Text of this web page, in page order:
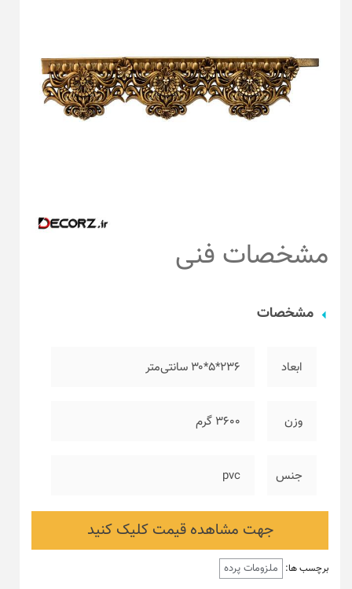
مشخصات فنی
مشخصات
ابعاد ۲۳۶*۵*۳۰ سانتی‌متر
وزن ۳۶۰۰ گرم
جنس pvc
جهت مشاهده قیمت کلیک کنید
برچسب ها: ملزومات پرده